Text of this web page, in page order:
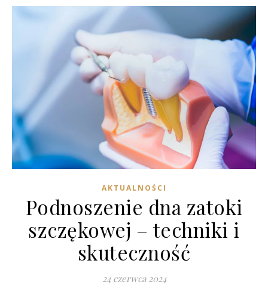
AKTUALNOŚCI
Podnoszenie dna zatoki
szczękowej – techniki i
skuteczność
24 czerwca 2024